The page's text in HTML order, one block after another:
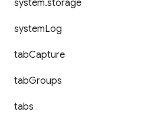
system.storage
systemLog
tabCapture
tabGroups
tabs